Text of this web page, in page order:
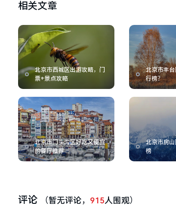
相关文章
北京市西城区出游攻略，门
票+景点攻略
北京市丰
行榜？
北京市门头沟区好吃又便宜
的餐厅推荐
北京市房
榜
评论 （暂无评论， 915人围观）